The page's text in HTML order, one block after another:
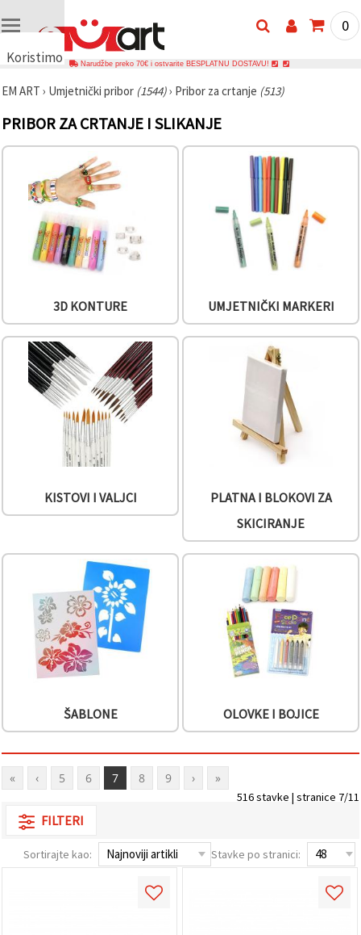
Koristimo
🍪
kolačiće i
tehnologije
ispravno
funkcioniranje
stranice,
poboljšali
korisničko
prikazivali
relevantniji
sadržaj i
oglase,
uključujući
uz pomoć
pristati na
korištenje
svih
"Prihvati
preferencije
Postavkama
odabirom
određene
Prihvati
sve
Postavke
0
Narudžbe preko 70€ i ostvarite BESPLATNU DOSTAVU!
EM ART › Umjetnički pribor (1544)› Pribor za crtanje (513)
PRIBOR ZA CRTANJE I SLIKANJE
3D KONTURE UMJETNIČKI MARKERI
KISTOVI I VALJCI
PLATNA I BLOKOVI ZA
SKICIRANJE
ŠABLONE OLOVKE I BOJICE
« ‹ 5 6 7 8 9 › »
516 stavke | stranice 7/11
FILTERI
Sortirajte kao: Stavke po stranici: